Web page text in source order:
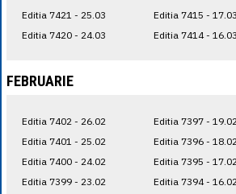
Editia 7421 - 25.03
Editia 7420 - 24.03
Editia 7415 - 17.03
Editia 7414 - 16.03
FEBRUARIE
Editia 7402 - 26.02
Editia 7401 - 25.02
Editia 7400 - 24.02
Editia 7399 - 23.02
Editia 7397 - 19.02
Editia 7396 - 18.02
Editia 7395 - 17.02
Editia 7394 - 16.02